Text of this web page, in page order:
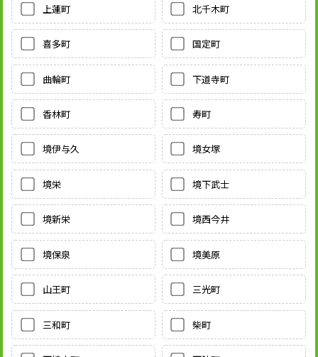
上蓮町 北千木町
喜多町 国定町
曲輪町 下道寺町
香林町 寿町
境伊与久 境女塚
境栄 境下武士
境新栄 境西今井
境保泉 境美原
山王町 三光町
三和町 柴町